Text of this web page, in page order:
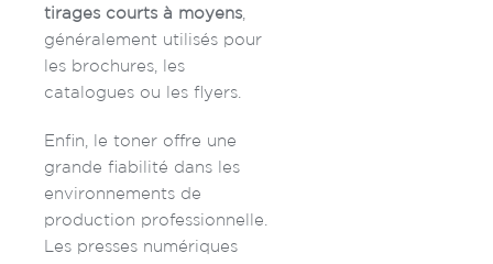
tirages courts à moyens,
généralement utilisés pour
les brochures, les
catalogues ou les flyers.
Enfin, le toner offre une
grande fiabilité dans les
environnements de
production professionnelle.
Les presses numériques